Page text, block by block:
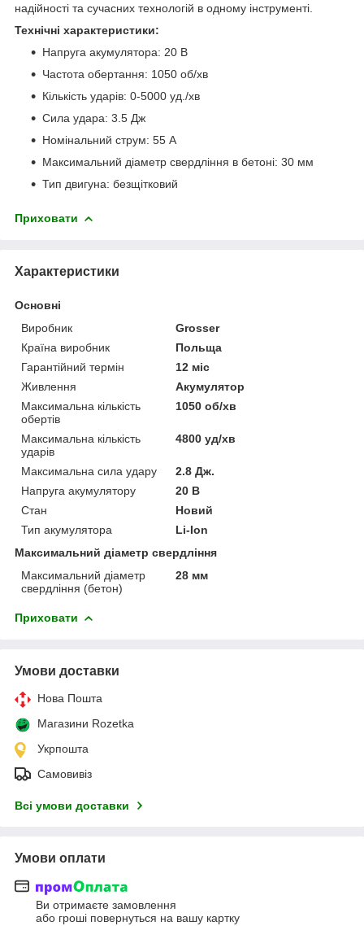
надійності та сучасних технологій в одному інструменті.
Технічні характеристики:
Напруга акумулятора: 20 В
Частота обертання: 1050 об/хв
Кількість ударів: 0-5000 уд./хв
Сила удара: 3.5 Дж
Номінальний струм: 55 А
Максимальний діаметр свердління в бетоні: 30 мм
Тип двигуна: безщітковий
Приховати
Характеристики
Основні
Виробник
Grosser
Країна виробник
Польща
Гарантійний термін
12 міс
Живлення
Акумулятор
Максимальна кількість
обертів
1050 об/хв
Максимальна кількість
ударів
4800 уд/хв
Максимальна сила удару
2.8 Дж.
Напруга акумулятору
20 В
Стан
Новий
Тип акумулятора
Li-Ion
Максимальний діаметр свердління
Максимальний діаметр
свердління (бетон)
28 мм
Приховати
Умови доставки
Нова Пошта
Магазини Rozetka
Укрпошта
Самовивіз
Всі умови доставки
Умови оплати
Ви отримаєте замовлення
або гроші повернуться на вашу картку